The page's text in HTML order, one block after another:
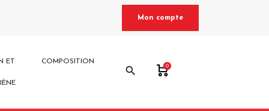
Mon compte
ET COMPOSITION
search 0